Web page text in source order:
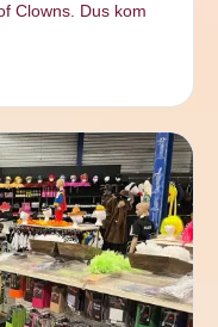
Clowns. Dus kom